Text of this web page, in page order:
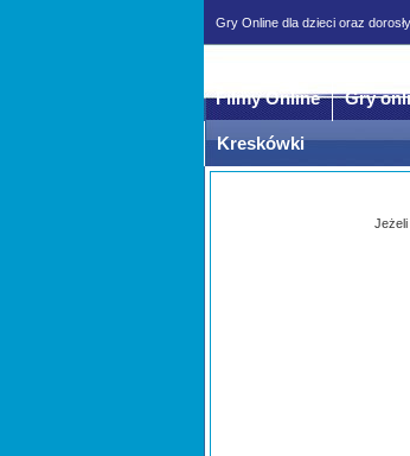
Gry Online dla dzieci oraz
Filmy Online Gry
Kreskówki